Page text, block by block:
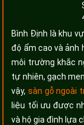
Bình Định là khu
độ ẩm cao và ảnh
môi trường khắc
tự nhiên, gạch
vậy,sàn gỗ ngoài
liệu tối ưu được
và hộ gia đình lựa